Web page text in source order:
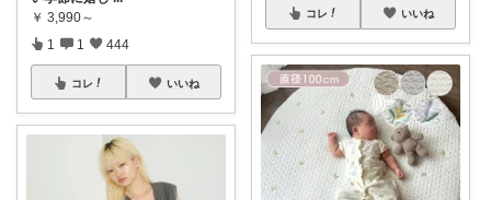
￥ 3,990～
1 1 444
コレ いいね
コレ いいね